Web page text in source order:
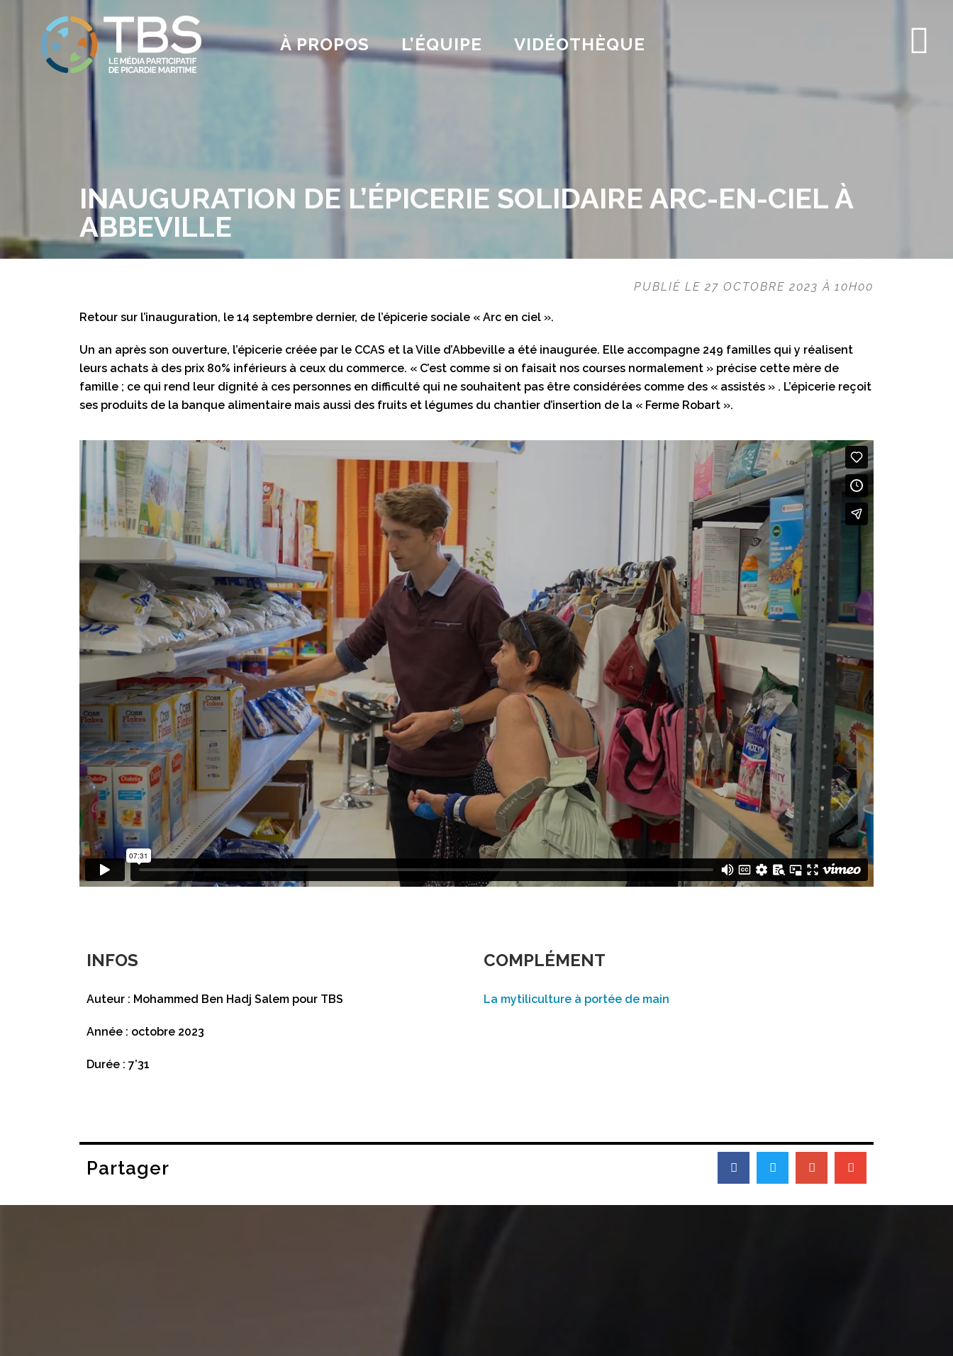
À PROPOS L’ÉQUIPE VIDÉOTHÈQUE
INAUGURATION DE L’ÉPICERIE SOLIDAIRE ARC-EN-CIEL À
ABBEVILLE
PUBLIÉ LE 27 OCTOBRE 2023 À 10H00
Retour sur l’inauguration, le 14 septembre dernier, de l’épicerie sociale « Arc en ciel ».
Un an après son ouverture, l’épicerie créée par le CCAS et la Ville d’Abbeville a été inaugurée. Elle accompagne 249 familles qui y réalisent
leurs achats à des prix 80% inférieurs à ceux du commerce. « C’est comme si on faisait nos courses normalement » précise cette mère de
famille ; ce qui rend leur dignité à ces personnes en difficulté qui ne souhaitent pas être considérées comme des « assistés » . L’épicerie reçoit
ses produits de la banque alimentaire mais aussi des fruits et légumes du chantier d’insertion de la « Ferme Robart ».
INFOS
Auteur : Mohammed Ben Hadj Salem pour TBS
Année : octobre 2023
Durée : 7’31
COMPLÉMENT
La mytiliculture à portée de main
Partager